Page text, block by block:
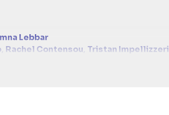
Lebbar
, Rachel Contensou, Tristan Impellizzeri